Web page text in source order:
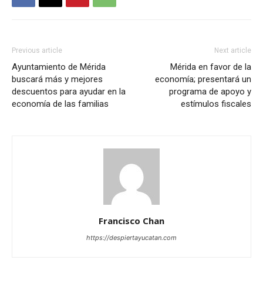
Previous article
Ayuntamiento de Mérida
buscará más y mejores
descuentos para ayudar en la
economía de las familias
Next article
Mérida en favor de la
economía; presentará un
programa de apoyo y
estímulos fiscales
Francisco Chan
https://despiertayucatan.com